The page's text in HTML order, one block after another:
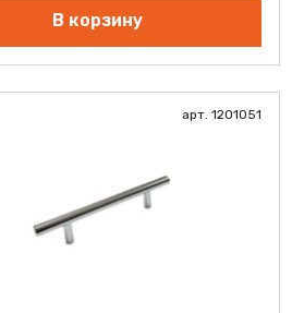
В корзину
арт. 1201051